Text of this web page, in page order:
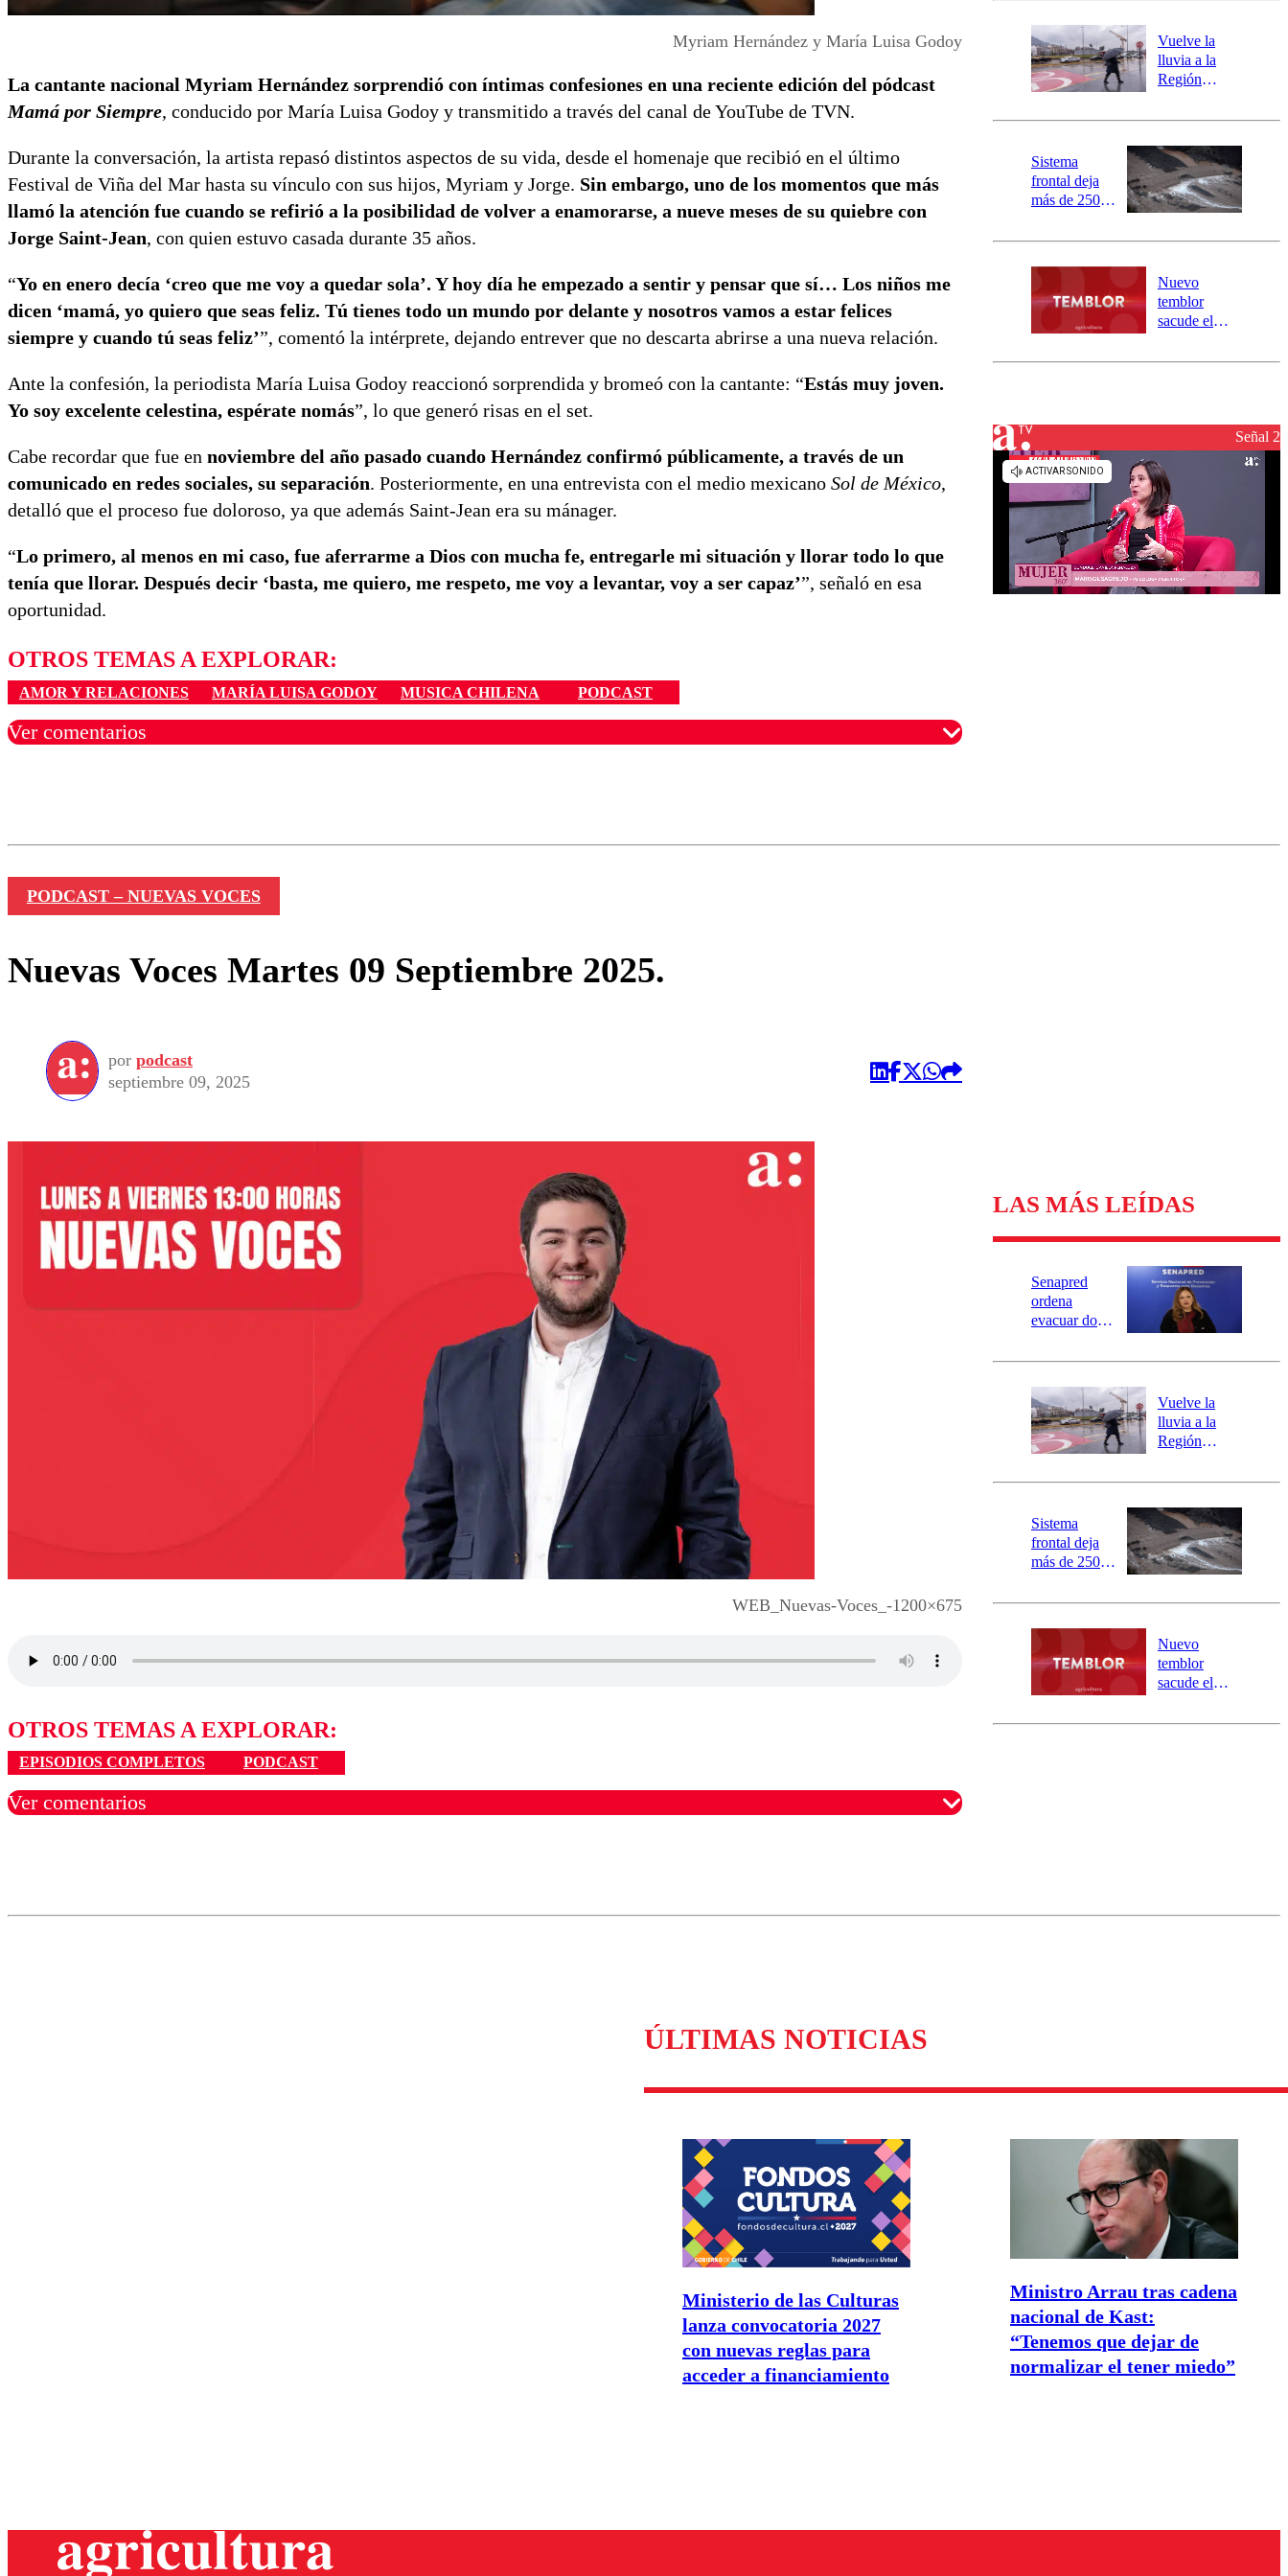
Myriam Hernández y María Luisa Godoy
La cantante nacional Myriam Hernández sorprendió con íntimas confesiones en una reciente edición del pódcast
Mamá por Siempre, conducido por María Luisa Godoy y transmitido a través del canal de YouTube de TVN.
Durante la conversación, la artista repasó distintos aspectos de su vida, desde el homenaje que recibió en el último
Festival de Viña del Mar hasta su vínculo con sus hijos, Myriam y Jorge. Sin embargo, uno de los momentos que más
llamó la atención fue cuando se refirió a la posibilidad de volver a enamorarse, a nueve meses de su quiebre con
Jorge Saint-Jean, con quien estuvo casada durante 35 años.
“Yo en enero decía ‘creo que me voy a quedar sola’. Y hoy día he empezado a sentir y pensar que sí… Los niños me
dicen ‘mamá, yo quiero que seas feliz. Tú tienes todo un mundo por delante y nosotros vamos a estar felices
siempre y cuando tú seas feliz’”, comentó la intérprete, dejando entrever que no descarta abrirse a una nueva relación.
Ante la confesión, la periodista María Luisa Godoy reaccionó sorprendida y bromeó con la cantante: “Estás muy joven.
Yo soy excelente celestina, espérate nomás”, lo que generó risas en el set.
Cabe recordar que fue en noviembre del año pasado cuando Hernández confirmó públicamente, a través de un
comunicado en redes sociales, su separación. Posteriormente, en una entrevista con el medio mexicano Sol de México,
detalló que el proceso fue doloroso, ya que además Saint-Jean era su mánager.
“Lo primero, al menos en mi caso, fue aferrarme a Dios con mucha fe, entregarle mi situación y llorar todo lo que
tenía que llorar. Después decir ‘basta, me quiero, me respeto, me voy a levantar, voy a ser capaz’”, señaló en esa
oportunidad.
OTROS TEMAS A EXPLORAR:
AMOR Y RELACIONES MARÍA LUISA GODOY MUSICA CHILENA PODCAST
Ver comentarios
río Damas:
activa
mensajería
SAE
Vuelve la
lluvia a la
Región
este es el
la DMC para
este viernes
Sistema
frontal deja
más de 250
y 317
aisladas entre
Valparaíso y
Los Ríos
Nuevo
temblor
sacude el
revisa la
Señal 2
PODCAST – NUEVAS VOCES
Nuevas Voces Martes 09 Septiembre 2025.
por podcast
septiembre 09, 2025
WEB_Nuevas-Voces_-1200×675
OTROS TEMAS A EXPLORAR:
EPISODIOS COMPLETOS PODCAST
Ver comentarios
LAS MÁS LEÍDAS
Senapred
ordena
evacuar dos
Carahue por
río Damas:
activa
mensajería
SAE
Vuelve la
lluvia a la
Región
este es el
la DMC para
este viernes
Sistema
frontal deja
más de 250
y 317
aisladas entre
Valparaíso y
Los Ríos
Nuevo
temblor
sacude el
revisa la
ÚLTIMAS NOTICIAS
Ministerio de las Culturas
lanza convocatoria 2027
con nuevas reglas para
acceder a financiamiento
Ministro Arrau tras cadena
nacional de Kast:
“Tenemos que dejar de
normalizar el tener miedo”